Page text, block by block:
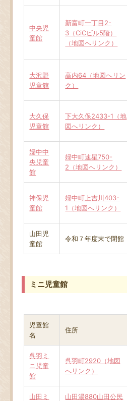
中央児
童館
新富町一丁目2-
3（CiCビル5階）
（地図へリンク）
大沢野
児童館
高内64（地図へリン
ク）
大久保
児童館
下大久保2433-1（地
図へリンク）
婦中中
央児童
館
婦中町速星750-
2（地図へリンク）
神保児
童館
婦中町上吉川403-
1（地図へリンク）
山田児
童館
令和７年度末で閉館
ミニ児童館
児童館
名
住所
呉羽ミ
ニ児童
館
呉羽町2920（地図
へリンク）
山田ミ
山田湯880山田公民